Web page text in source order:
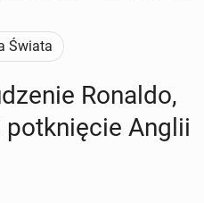
Świata
Ronaldo,
Anglii